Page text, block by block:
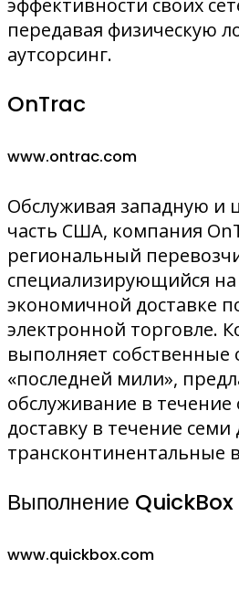
эффективности своих
передавая физическую
аутсорсинг.
OnTrac
www.ontrac.com
Обслуживая западную и
часть США, компания
региональный
специализирующийся
экономичной доставке
электронной торговле.
выполняет собственные
«последней мили»,
обслуживание в течение
доставку в течение семи
трансконтинентальные
Выполнение QuickBox
www.quickbox.com